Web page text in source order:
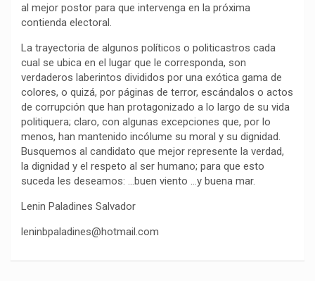
al mejor postor para que intervenga en la próxima
contienda electoral.
La trayectoria de algunos políticos o politicastros cada
cual se ubica en el lugar que le corresponda, son
verdaderos laberintos divididos por una exótica gama de
colores, o quizá, por páginas de terror, escándalos o actos
de corrupción que han protagonizado a lo largo de su vida
politiquera; claro, con algunas excepciones que, por lo
menos, han mantenido incólume su moral y su dignidad.
Busquemos al candidato que mejor represente la verdad,
la dignidad y el respeto al ser humano; para que esto
suceda les deseamos: …buen viento …y buena mar.
Lenin Paladines Salvador
leninbpaladines@hotmail.com